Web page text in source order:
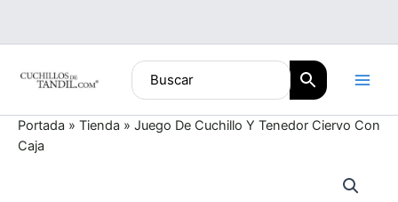
contenido
Portada » Tienda » Juego De Cuchillo Y Tenedor Ciervo Con
Caja